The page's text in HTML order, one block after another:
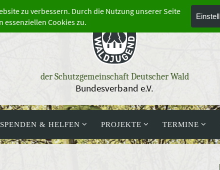
der Schutzgemeinschaft Deutscher Wald
Bundesverband e.V.
SPENDEN & HELFEN PROJEKTE TERMINE